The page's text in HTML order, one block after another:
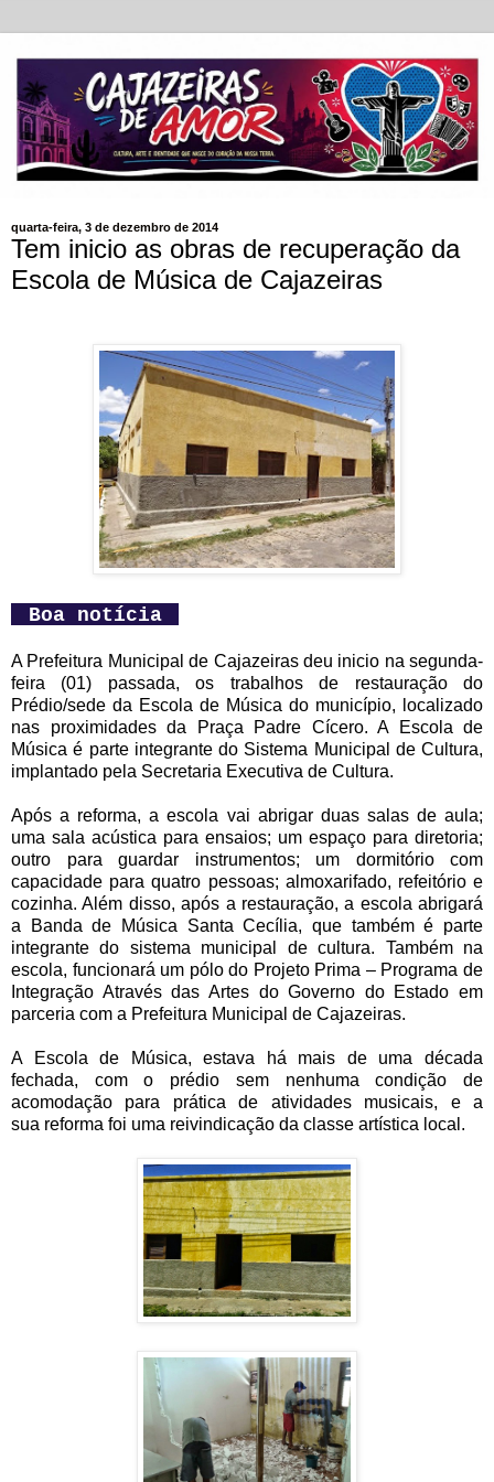
quarta-feira, 3 de dezembro de 2014
Tem inicio as obras de recuperação da
Escola de Música de Cajazeiras
Boa notícia
A Prefeitura Municipal de Cajazeiras deu inicio na segunda-
feira (01) passada, os trabalhos de restauração do
Prédio/sede da Escola de Música do município, localizado
nas proximidades da Praça Padre Cícero. A Escola de
Música é parte integrante do Sistema Municipal de Cultura,
implantado pela Secretaria Executiva de Cultura.
Após a reforma, a escola vai abrigar duas salas de aula;
uma sala acústica para ensaios; um espaço para diretoria;
outro para guardar instrumentos; um dormitório com
capacidade para quatro pessoas; almoxarifado, refeitório e
cozinha. Além disso, após a restauração, a escola abrigará
a Banda de Música Santa Cecília, que também é parte
integrante do sistema municipal de cultura. Também na
escola, funcionará um pólo do Projeto Prima – Programa de
Integração Através das Artes do Governo do Estado em
parceria com a Prefeitura Municipal de Cajazeiras.
A Escola de Música, estava há mais de uma década
fechada, com o prédio sem nenhuma condição de
acomodação para prática de atividades musicais, e a
sua reforma foi uma reivindicação da classe artística local.